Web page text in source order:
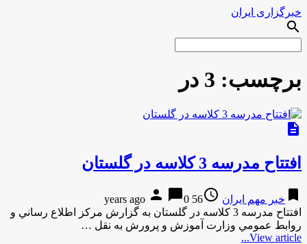
خبرگزاری ایران
search
برچسب: 3 در
description
افتتاح مدرسه 3 كلاسه در گلستان
bookmark خبر مهم ایران access_time
56 years ago
person chat_bubble0
افتتاح مدرسه 3 كلاسه در گلستان به گزارش مركز اطلاع رساني و
روابط عمومي وزارت آموزش و پرورش به نقل …
View article...